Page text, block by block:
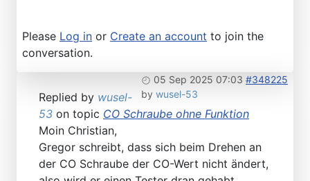
Please Log in or Create an account to join the
conversation.
05 Sep 2025 07:03 #348225
by wusel-53
Replied by wusel-
53 on topic CO Schraube ohne Funktion
Moin Christian,
Gregor schreibt, dass sich beim Drehen an
der CO Schraube der CO-Wert nicht ändert,